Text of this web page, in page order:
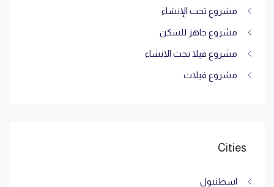
مشروع تحت الإنشاء
مشروع جاهز للسكن
مشروع فيلا تحت الانشاء
مشروع فيلات
Cities
اسطنبول